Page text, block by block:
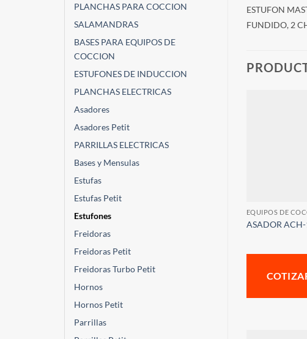
PLANCHAS PARA COCCION
SALAMANDRAS
BASES PARA EQUIPOS DE
COCCION
ESTUFONES DE INDUCCION
PLANCHAS ELECTRICAS
Asadores
Asadores Petit
PARRILLAS ELECTRICAS
Bases y Mensulas
Estufas
Estufas Petit
Estufones
Freidoras
Freidoras Petit
Freidoras Turbo Petit
Hornos
Hornos Petit
Parrillas
ESTUFON
FUNDIDO, 2
EQUIPOS DE
ASADOR ACH-